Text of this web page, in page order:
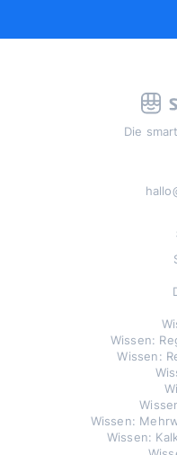
Die
Wissen:
Wissen:
Wissen:
Wissen: